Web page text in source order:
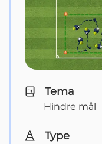
Tema
Hindre mål
Type